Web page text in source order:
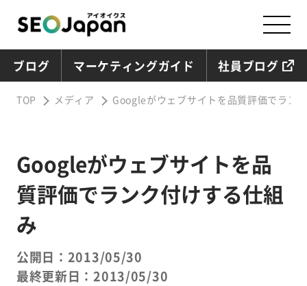
ブログ マーケティングガイド 社員ブログ
TOP メディア Googleがウェブサイトを品質評価でラン
Googleがウェブサイトを品
質評価でランク付けする仕組
み
公開日：2013/05/30
最終更新日：2013/05/30